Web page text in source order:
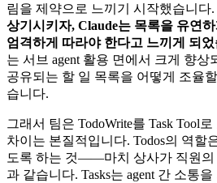
림을 제약으로 느끼기 시작했습니다.
상기시키자, Claude는 목록을 유연
엄격하게 따라야 한다고 느끼게 되
는 서브 agent 활용 면에서 크게 향상
공유되는 할 일 목록을 어떻게 조율
습니다.
그래서 팀은 TodoWrite를 Task Tool
차이는 본질적입니다. Todos의 역할
도록 하는 것——마치 상사가 직원의
과 같습니다. Tasks는 agent 간 소통